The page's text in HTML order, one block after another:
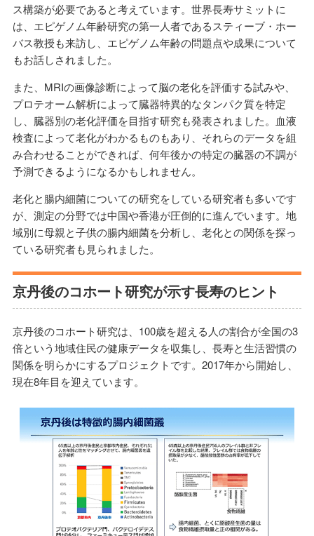
ス構築が必要であると考えています。世界長寿サミットに
は、エピゲノム年齢研究の第一人者であるスティーブ・ホー
バス教授も来訪し、エピゲノム年齢の問題点や成果について
もお話しされました。
また、MRIの画像診断によって脳の老化を評価する試みや、
プロテオーム解析によって臓器特異的なタンパク質を特定
し、臓器別の老化評価を目指す研究も発表されました。血液
検査によって老化がわかるものもあり、それらのデータを組
み合わせることができれば、何年後かの特定の臓器の不調が
予測できるようになるかもしれません。
老化と腸内細菌についての研究をしている研究者も多いです
が、測定の分野では中国や香港が圧倒的に進んでいます。地
域別に母親と子供の腸内細菌を分析し、老化との関係を探っ
ている研究者も見られました。
京丹後のコホート研究が示す長寿のヒント
京丹後のコホート研究は、100歳を超える人の割合が全国の3
倍という地域住民の健康データを収集し、長寿と生活習慣の
関係を明らかにするプロジェクトです。2017年から開始し、
現在8年目を迎えています。